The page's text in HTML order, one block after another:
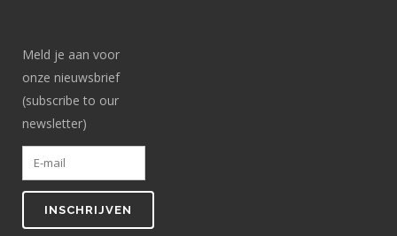
Meld je aan voor
onze nieuwsbrief
(subscribe to our
newsletter)